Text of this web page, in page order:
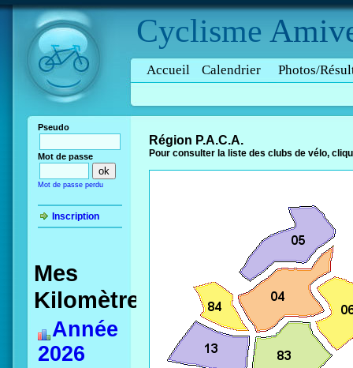
Cyclisme
Accueil Calendrier Photos/
Pseudo
Mot de passe
Mot de passe perdu
Inscription
Mes
Kilomètres
Année
2026
Région P.A.C.A.
Pour consulter la liste des clubs de vélo,